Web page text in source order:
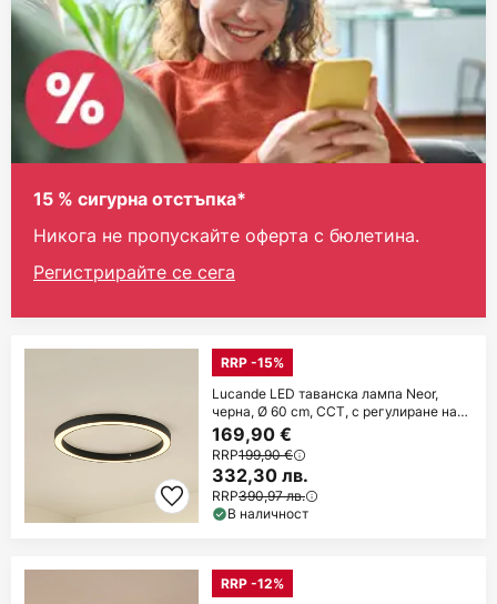
15 % сигурна отстъпка*
Никога не пропускайте оферта с бюлетина.
Регистрирайте се сега
RRP -15%
Lucande LED таванска лампа Neor,
черна, Ø 60 cm, CCT, с регулиране на
яркостта
169,90 €
RRP199,90 €
332,30 лв.
RRP390,97 лв.
В наличност
RRP -12%